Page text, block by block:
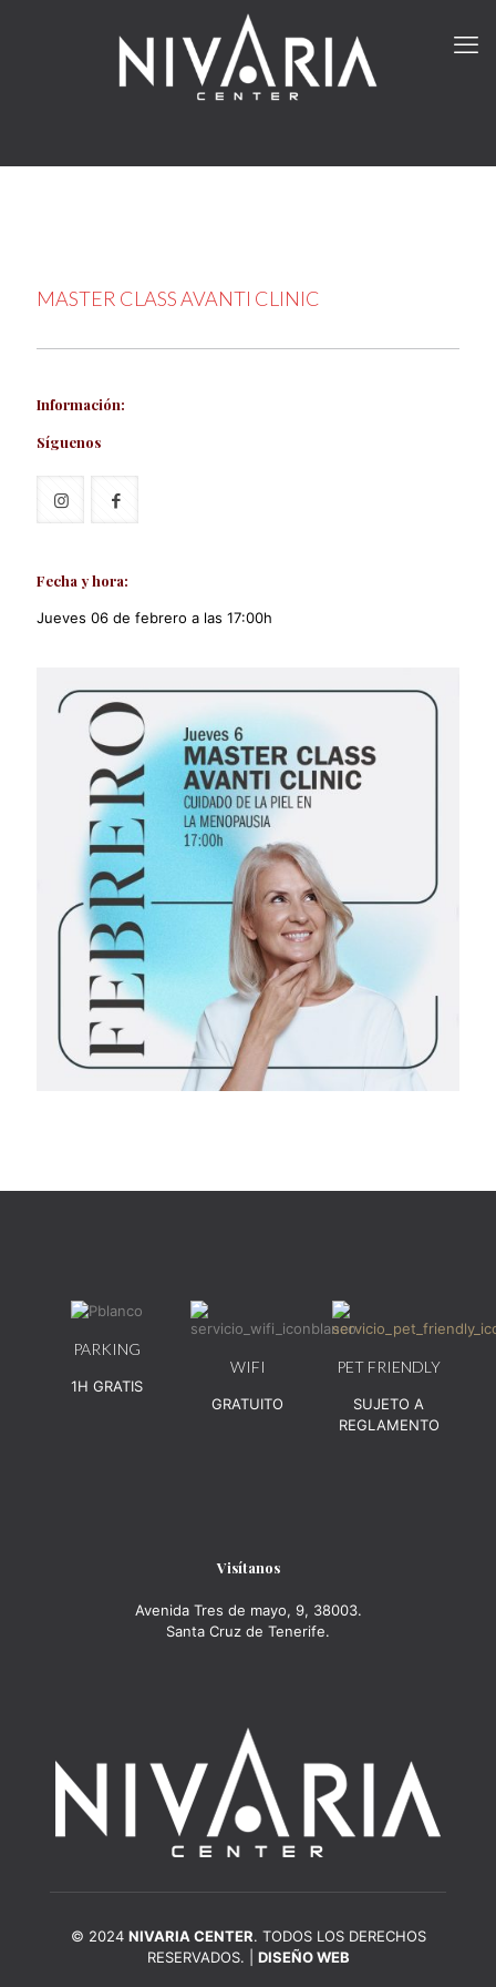
MASTER CLASS AVANTI CLINIC
Información:
Síguenos
Fecha y hora:
Jueves 06 de febrero a las 17:00h
PARKING
1H GRATIS
WIFI
GRATUITO
PET FRIENDLY
SUJETO A
REGLAMENTO
Visítanos
Avenida Tres de mayo, 9, 38003.
Santa Cruz de Tenerife.
© 2024 NIVARIA CENTER. TODOS LOS DERECHOS
RESERVADOS. | DISEÑO WEB